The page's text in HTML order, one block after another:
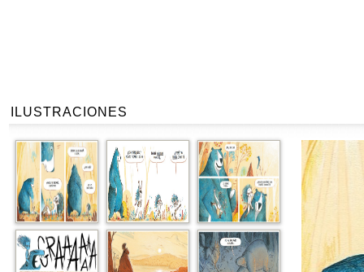
ILUSTRACIONES